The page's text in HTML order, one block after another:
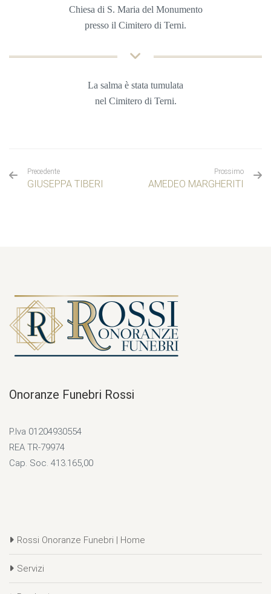
Chiesa di S. Maria del Monumento
presso il Cimitero di Terni.
La salma è stata tumulata
nel Cimitero di Terni.
Precedente
GIUSEPPA TIBERI
Prossimo
AMEDEO MARGHERITI
Onoranze Funebri Rossi
P.Iva 01204930554
REA TR-79974
Cap. Soc. 413.165,00
Rossi Onoranze Funebri | Home
Servizi